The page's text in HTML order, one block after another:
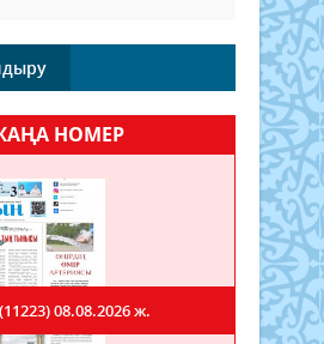
НОМЕР
08.08.2026 ж.